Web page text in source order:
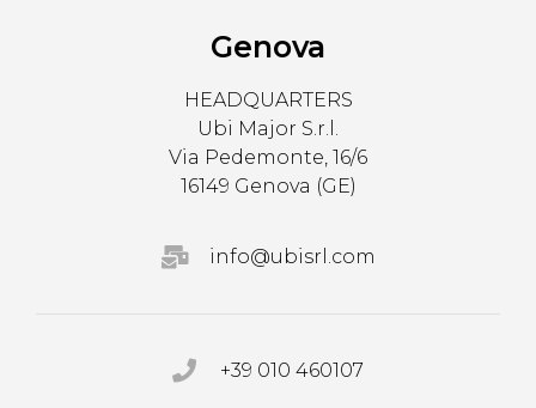
Genova
HEADQUARTERS
Ubi Major S.r.l.
Via Pedemonte, 16/6
16149 Genova (GE)
info@ubisrl.com
+39 010 460107